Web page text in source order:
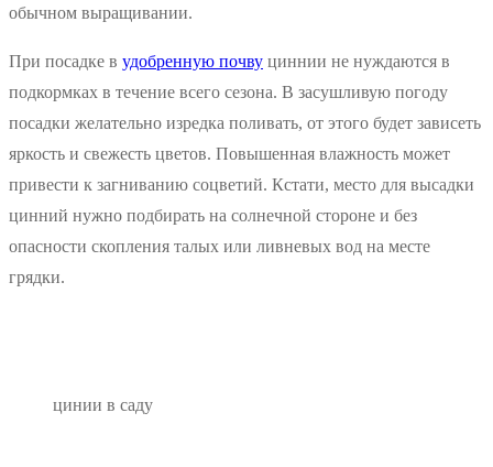
обычном выращивании.
При посадке в удобренную почву циннии не нуждаются в
подкормках в течение всего сезона. В засушливую погоду
посадки желательно изредка поливать, от этого будет зависеть
яркость и свежесть цветов. Повышенная влажность может
привести к загниванию соцветий. Кстати, место для высадки
цинний нужно подбирать на солнечной стороне и без
опасности скопления талых или ливневых вод на месте
грядки.
цинии в саду